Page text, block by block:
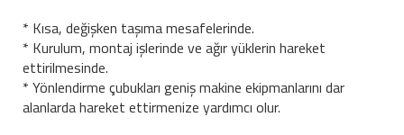
* Kısa, değişken taşıma mesafelerinde.
* Kurulum, montaj işlerinde ve ağır yüklerin hareket
ettirilmesinde.
* Yönlendirme çubukları geniş makine ekipmanlarını dar
alanlarda hareket ettirmenize yardımcı olur.